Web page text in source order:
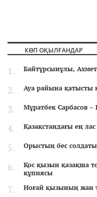
КӨП ОҚЫЛҒАНДАР
Байтұрсынұлы,
Ауа райына қатысты
Мұратбек Сарбасов
Қазақстандағы ең
Орыстың бес
Қос қызын қазақша
құпиясы
Ноғай қызының жан